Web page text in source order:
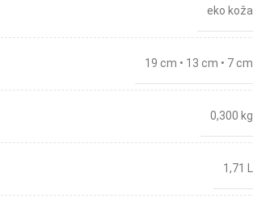
eko koža
19 cm • 13 cm • 7 cm
0,300 kg
1,71 L